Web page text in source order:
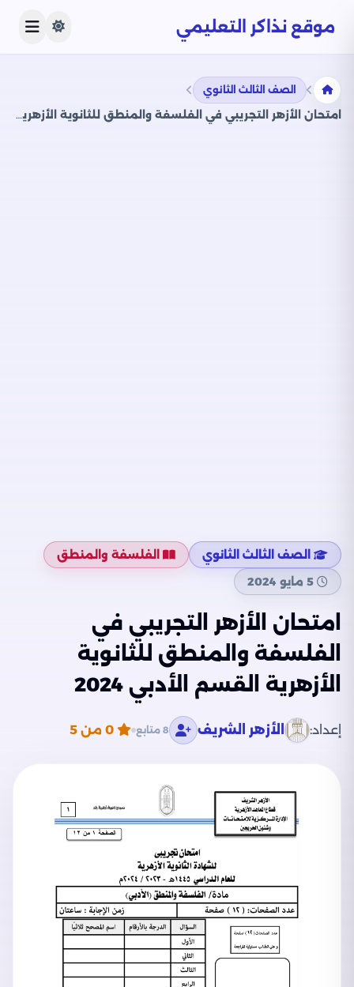
موقع نذاكر التعليمي
الصف الثالث الثانوي
امتحان الأزهر التجريبي في الفلسفة والمنطق للثانوية الأزهرية القسم الأدبي 2024
الصف الثالث الثانوي
الفلسفة والمنطق
5 مايو 2024
امتحان الأزهر التجريبي في
الفلسفة والمنطق للثانوية
الأزهرية القسم الأدبي 2024
إعداد: الأزهر الشريف 8 متابع 0 من 5